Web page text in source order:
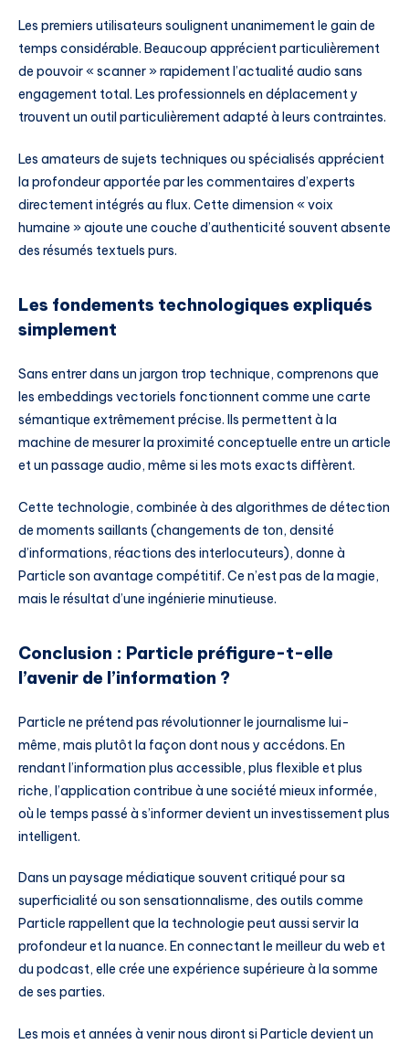
Les premiers utilisateurs soulignent unanimement le gain de
temps considérable. Beaucoup apprécient particulièrement
de pouvoir « scanner » rapidement l’actualité audio sans
engagement total. Les professionnels en déplacement y
trouvent un outil particulièrement adapté à leurs contraintes.
Les amateurs de sujets techniques ou spécialisés apprécient
la profondeur apportée par les commentaires d’experts
directement intégrés au flux. Cette dimension « voix
humaine » ajoute une couche d’authenticité souvent absente
des résumés textuels purs.
Les fondements technologiques expliqués
simplement
Sans entrer dans un jargon trop technique, comprenons que
les embeddings vectoriels fonctionnent comme une carte
sémantique extrêmement précise. Ils permettent à la
machine de mesurer la proximité conceptuelle entre un article
et un passage audio, même si les mots exacts diffèrent.
Cette technologie, combinée à des algorithmes de détection
de moments saillants (changements de ton, densité
d’informations, réactions des interlocuteurs), donne à
Particle son avantage compétitif. Ce n’est pas de la magie,
mais le résultat d’une ingénierie minutieuse.
Conclusion : Particle préfigure-t-elle
l’avenir de l’information ?
Particle ne prétend pas révolutionner le journalisme lui-
même, mais plutôt la façon dont nous y accédons. En
rendant l’information plus accessible, plus flexible et plus
riche, l’application contribue à une société mieux informée,
où le temps passé à s’informer devient un investissement plus
intelligent.
Dans un paysage médiatique souvent critiqué pour sa
superficialité ou son sensationnalisme, des outils comme
Particle rappellent que la technologie peut aussi servir la
profondeur et la nuance. En connectant le meilleur du web et
du podcast, elle crée une expérience supérieure à la somme
de ses parties.
Les mois et années à venir nous diront si Particle devient un